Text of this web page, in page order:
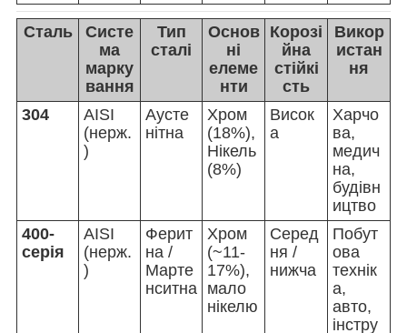
Сталь
Систе
ма
марку
вання
Тип
сталі
Основ
ні
елеме
нти
Корозі
йна
стійкі
сть
Викор
истан
ня
304
AISI
(нерж.
)
Аусте
нітна
Хром
(18%),
Нікель
(8%)
Висок
а
Харчо
ва,
медич
на,
будівн
ицтво
400-
серія
AISI
(нерж.
)
Ферит
на /
Марте
нситна
Хром
(~11-
17%),
мало
нікелю
Серед
ня /
нижча
Побут
ова
технік
а,
авто,
інстру